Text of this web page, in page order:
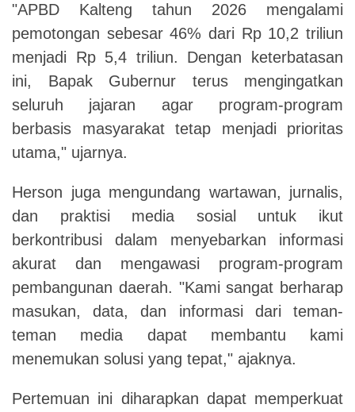
"APBD Kalteng tahun 2026 mengalami
pemotongan sebesar 46% dari Rp 10,2 triliun
menjadi Rp 5,4 triliun. Dengan keterbatasan
ini, Bapak Gubernur terus mengingatkan
seluruh jajaran agar program-program
berbasis masyarakat tetap menjadi prioritas
utama," ujarnya.
Herson juga mengundang wartawan, jurnalis,
dan praktisi media sosial untuk ikut
berkontribusi dalam menyebarkan informasi
akurat dan mengawasi program-program
pembangunan daerah. "Kami sangat berharap
masukan, data, dan informasi dari teman-
teman media dapat membantu kami
menemukan solusi yang tepat," ajaknya.
Pertemuan ini diharapkan dapat memperkuat